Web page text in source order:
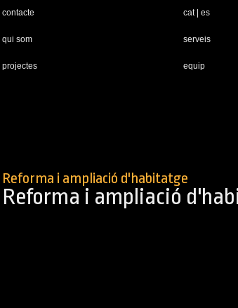
contacte cat es
qui som serveis
projectes equip
Reforma i ampliació d'habitatge
Reforma i ampliació